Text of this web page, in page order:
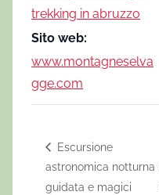
trekking in abruzzo
Sito web:
www.montagneselva
gge.com
Escursione
astronomica notturna
guidata e magici